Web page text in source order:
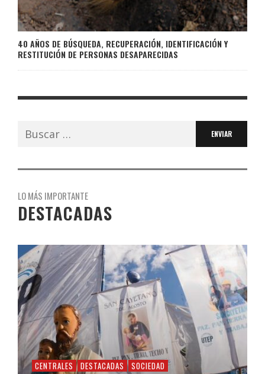
40 AÑOS DE BÚSQUEDA, RECUPERACIÓN, IDENTIFICACIÓN Y
RESTITUCIÓN DE PERSONAS DESAPARECIDAS
Buscar:
LO MÁS IMPORTANTE
DESTACADAS
CENTRALES DESTACADAS SOCIEDAD